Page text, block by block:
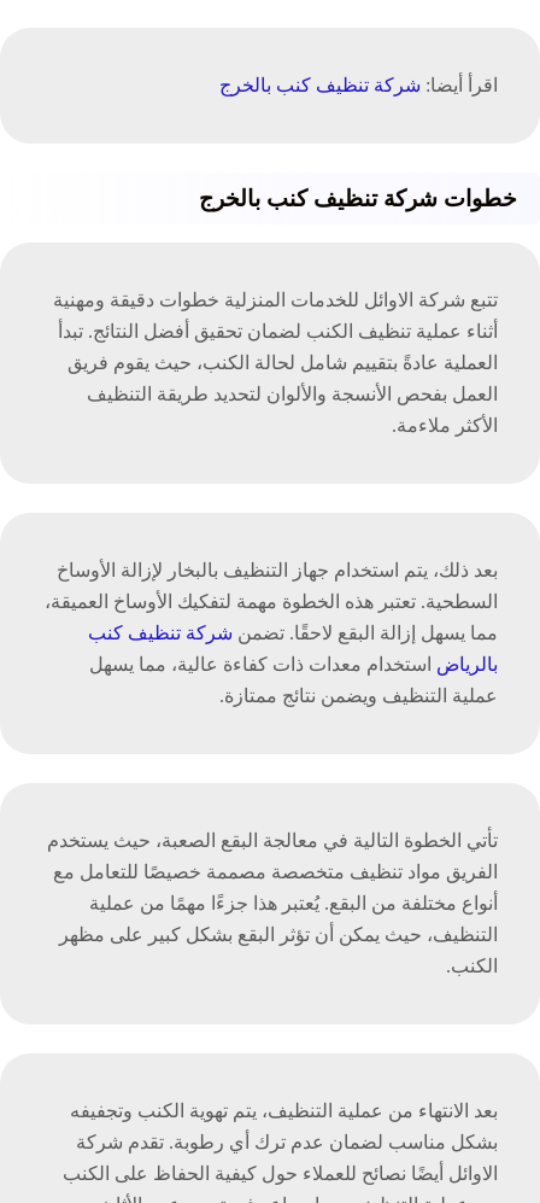
اقرأ أيضا: شركة تنظيف كنب بالخرج
خطوات شركة تنظيف كنب بالخرج
تتبع شركة الاوائل للخدمات المنزلية خطوات دقيقة ومهنية
أثناء عملية تنظيف الكنب لضمان تحقيق أفضل النتائج. تبدأ
العملية عادةً بتقييم شامل لحالة الكنب، حيث يقوم فريق
العمل بفحص الأنسجة والألوان لتحديد طريقة التنظيف
الأكثر ملاءمة.
بعد ذلك، يتم استخدام جهاز التنظيف بالبخار لإزالة الأوساخ
السطحية. تعتبر هذه الخطوة مهمة لتفكيك الأوساخ العميقة،
مما يسهل إزالة البقع لاحقًا. تضمن شركة تنظيف كنب
بالرياض استخدام معدات ذات كفاءة عالية، مما يسهل
عملية التنظيف ويضمن نتائج ممتازة.
تأتي الخطوة التالية في معالجة البقع الصعبة، حيث يستخدم
الفريق مواد تنظيف متخصصة مصممة خصيصًا للتعامل مع
أنواع مختلفة من البقع. يُعتبر هذا جزءًا مهمًا من عملية
التنظيف، حيث يمكن أن تؤثر البقع بشكل كبير على مظهر
الكنب.
بعد الانتهاء من عملية التنظيف، يتم تهوية الكنب وتجفيفه
بشكل مناسب لضمان عدم ترك أي رطوبة. تقدم شركة
الاوائل أيضًا نصائح للعملاء حول كيفية الحفاظ على الكنب